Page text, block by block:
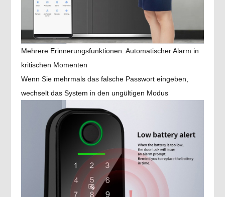
Mehrere Erinnerungsfunktionen. Automatischer Alarm in
kritischen Momenten
Wenn Sie mehrmals das falsche Passwort eingeben,
wechselt das System in den ungültigen Modus